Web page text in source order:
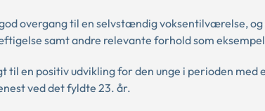
overgang til en selvstændig voksentilværelse,
samt andre relevante forhold som
til en positiv udvikling for den unge i perioden
ved det fyldte 23. år.